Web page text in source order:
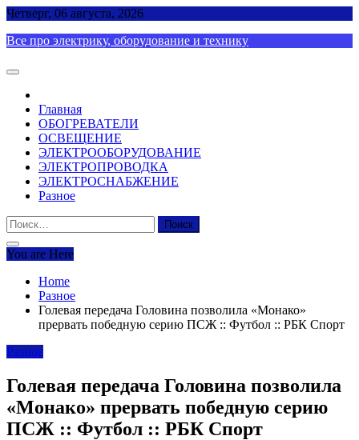
Skip
content
Четверг, 06 августа, 2026
Все про электрику, оборудование и технику
Главная
ОБОГРЕВАТЕЛИ
ОСВЕЩЕНИЕ
ЭЛЕКТРООБОРУДОВАНИЕ
ЭЛЕКТРОПРОВОДКА
ЭЛЕКТРОСНАБЖЕНИЕ
Разное
Найти:
You are Here
Home
Разное
Голевая передача Головина позволила «Монако»
прервать победную серию ПСЖ :: Футбол :: РБК Спорт
Разное
Голевая передача Головина позволила
«Монако» прервать победную серию
ПСЖ :: Футбол :: РБК Спорт